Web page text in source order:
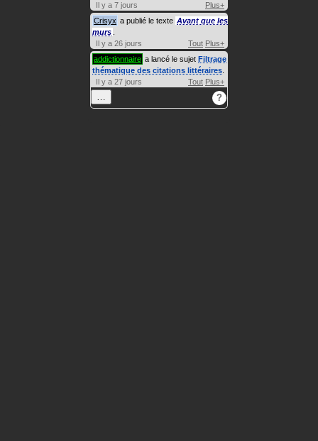
Il y a 7 jours
Plus+
Crisyx a publié le texte Avant que les
murs
Il y a 26 jours
Tout Plus+
addictionnaire a lancé le sujet Filtrage
thématique des citations littéraires
Il y a 27 jours
Tout Plus+
… ?